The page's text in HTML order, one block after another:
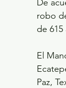
De
robo
de 615
El
Paz,